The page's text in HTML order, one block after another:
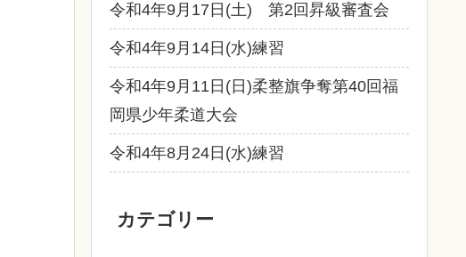
令和4年9月17日(土) 第2回昇級審査会
令和4年9月14日(水)練習
令和4年9月11日(日)柔整旗争奪第40回福
岡県少年柔道大会
令和4年8月24日(水)練習
カテゴリー